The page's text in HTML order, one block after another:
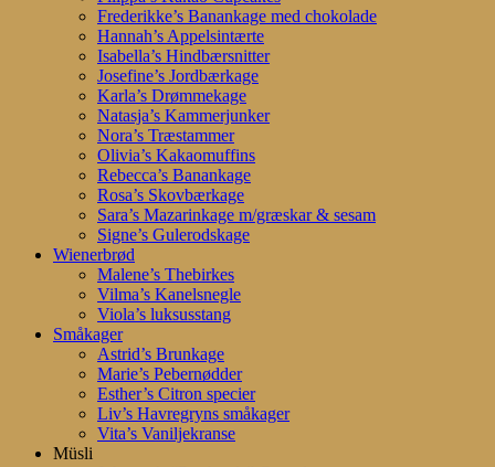
Frederikke’s Banankage med chokolade
Hannah’s Appelsintærte
Isabella’s Hindbærsnitter
Josefine’s Jordbærkage
Karla’s Drømmekage
Natasja’s Kammerjunker
Nora’s Træstammer
Olivia’s Kakaomuffins
Rebecca’s Banankage
Rosa’s Skovbærkage
Sara’s Mazarinkage m/græskar & sesam
Signe’s Gulerodskage
Wienerbrød
Malene’s Thebirkes
Vilma’s Kanelsnegle
Viola’s luksusstang
Småkager
Astrid’s Brunkage
Marie’s Pebernødder
Esther’s Citron specier
Liv’s Havregryns småkager
Vita’s Vaniljekranse
Müsli